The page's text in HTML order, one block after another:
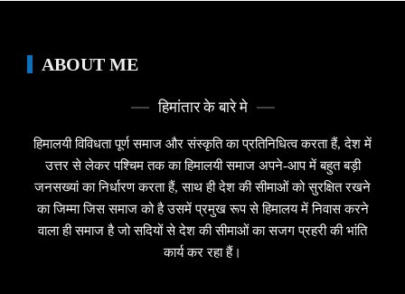
ABOUT ME
हिमांतार के बारे मे
हिमालयी विविधता पूर्ण समाज और संस्कृति का प्रतिनिधित्व करता हैं, देश में
उत्तर से लेकर पश्चिम तक का हिमालयी समाज अपने-आप में बहुत बड़ी
जनसख्यां का निर्धारण करता हैं, साथ ही देश की सीमाओं को सुरक्षित रखने
का जिम्मा जिस समाज को है उसमें प्रमुख रूप से हिमालय में निवास करने
वाला ही समाज है जो सदियों से देश की सीमाओं का सजग प्रहरी की भांति
कार्य कर रहा हैं।